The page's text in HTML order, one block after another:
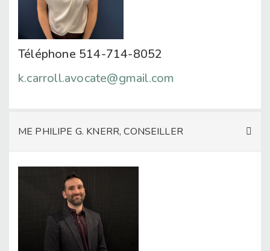
Téléphone 514-714-8052
k.carroll.avocate@gmail.com
ME PHILIPE G. KNERR, CONSEILLER